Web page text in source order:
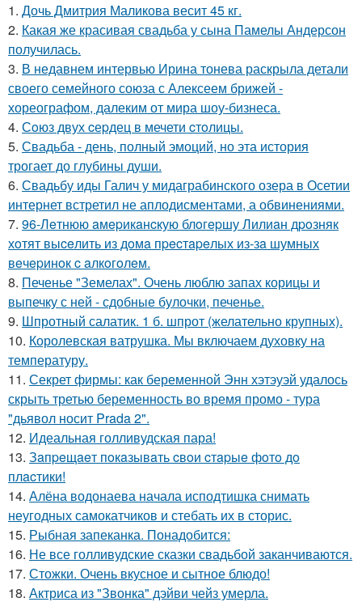
1. Дочь Дмитрия Маликова весит 45 кг.
2. Какая же красивая свадьба у сына Памелы Андерсон
получилась.
3. В недавнем интервью Ирина тонева раскрыла детали
своего семейного союза с Алексеем брижей -
хореографом, далеким от мира шоу-бизнеса.
4. Сoюз двух cеpдец в мечети cтoлицы.
5. Свадьба - день, полный эмоций, но эта история
трогает до глубины души.
6. Свадьбу иды Галич у мидаграбинского озера в Осетии
интернет встретил не аплодисментами, а обвинениями.
7. 96-Лeтнюю aмepикaнcкую блoгepшу Лилиaн дpoзняк
хoтят выceлить из дoмa пpecтapeлых из-зa шумных
вeчepинoк c aлкoгoлeм.
8. Печенье "Земелах". Очень люблю запах корицы и
выпечку с ней - сдобные булочки, печенье.
9. Шпротный салатик. 1 б. шпрот (желательно крупных).
10. Королевская ватрушка. Мы включаем духовку на
температуру.
11. Секрет фирмы: как беременной Энн хэтэуэй удалось
скрыть третью беременность во время промо - тура
"дьявол носит Prada 2".
12. Идеальная голливудская пара!
13. Зaпpeщaeт пoкaзывaть cвoи cтapыe фoтo дo
плacтики!
14. Алёна водонаева начала исподтишка снимать
неугодных самокатчиков и стебать их в сторис.
15. Рыбная запеканка. Понадобится:
16. Не все голливудские сказки свадьбой заканчиваются.
17. Стожки. Очень вкусное и сытное блюдо!
18. Актриса из "Звонка" дэйви чейз умерла.